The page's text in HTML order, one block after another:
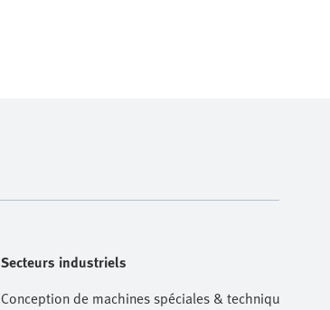
Secteurs industriels
Conception de machines spéciales & technique de